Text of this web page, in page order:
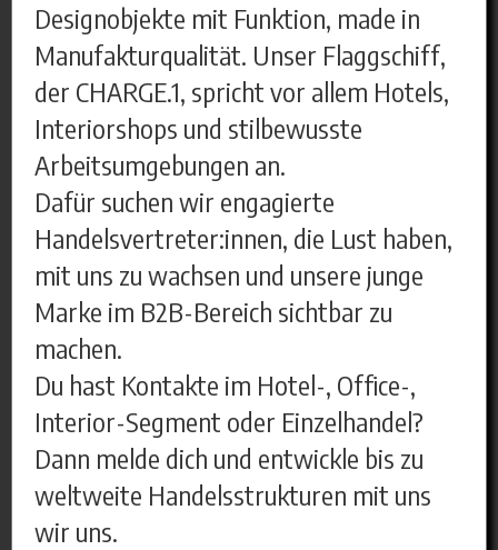
Designobjekte mit Funktion, made in
Manufakturqualität. Unser Flaggschiff,
der CHARGE.1, spricht vor allem Hotels,
Interiorshops und stilbewusste
Arbeitsumgebungen an.
Dafür suchen wir engagierte
Handelsvertreter:innen, die Lust haben,
mit uns zu wachsen und unsere junge
Marke im B2B-Bereich sichtbar zu
machen.
Du hast Kontakte im Hotel-, Office-,
Interior-Segment oder Einzelhandel?
Dann melde dich und entwickle bis zu
weltweite Handelsstrukturen mit uns
wir uns.